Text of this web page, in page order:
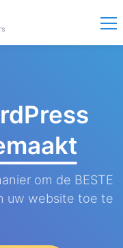
om de BESTE
uw website toe te